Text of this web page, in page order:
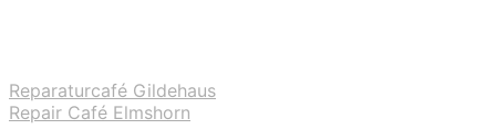
Reparaturcafé Gildehaus
Repair Café Elmshorn